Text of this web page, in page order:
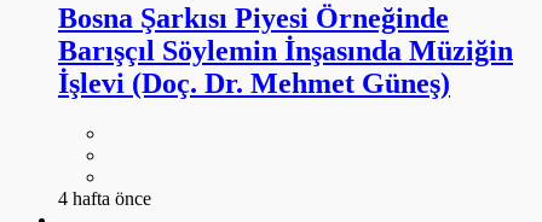
Bosna Şarkısı Piyesi Örneğinde
Barışçıl Söylemin İnşasında Müziğin
İşlevi (Doç. Dr. Mehmet Güneş)
4 hafta önce